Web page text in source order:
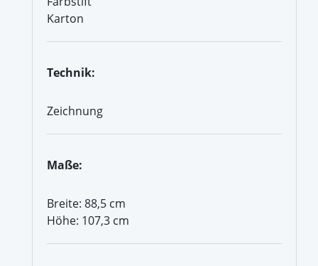
Karton
Technik:
Zeichnung
Maße:
Breite: 88,5 cm
Höhe: 107,3 cm